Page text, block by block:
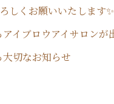
しくお願いいたします✨️
切なお知らせ